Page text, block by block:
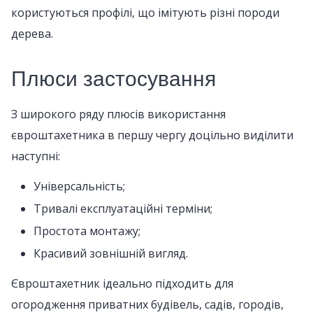
користуються профілі, що імітують різні породи
дерева.
Плюси застосування
З широкого ряду плюсів використання
євроштахетника в першу чергу доцільно виділити
наступні:
Універсальність;
Тривалі експлуатаційні терміни;
Простота монтажу;
Красивий зовнішній вигляд.
Євроштахетник ідеально підходить для
огородження приватних будівель, садів, городів,